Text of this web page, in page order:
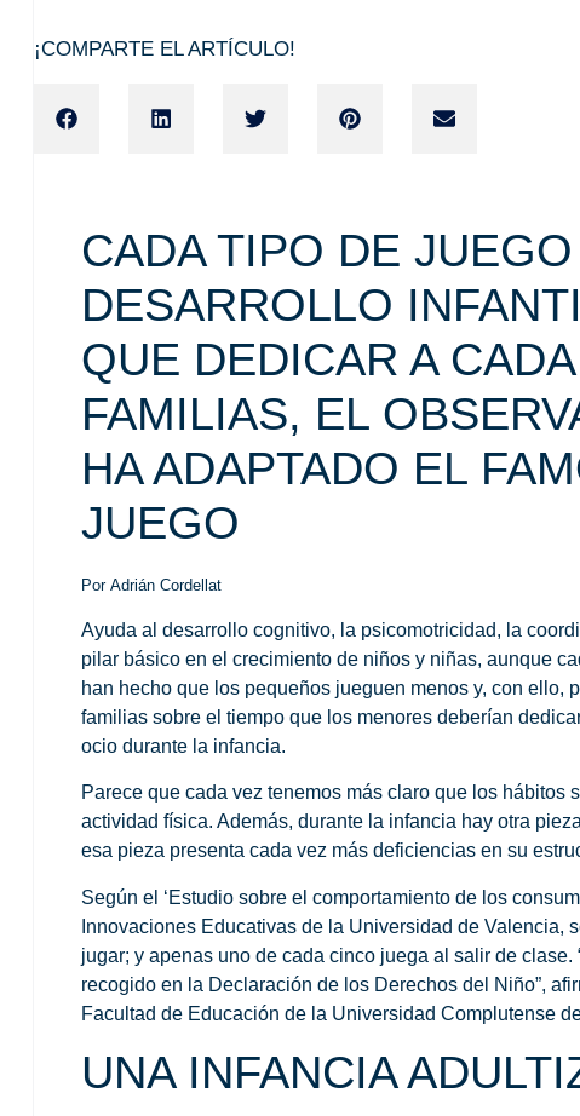
¡COMPARTE EL ARTÍCULO!
CADA TIPO DE
DESARROLLO
QUE DEDICAR A
FAMILIAS, EL
HA ADAPTADO EL
JUEGO
Por Adrián Cordellat
Ayuda al desarrollo cognitivo, la psicomotricidad, la
pilar básico en el crecimiento de niños y niñas, aunque
han hecho que los pequeños jueguen menos y, con
familias sobre el tiempo que los menores deberían
ocio durante la infancia.
Parece que cada vez tenemos más claro que los
actividad física. Además, durante la infancia hay otra
esa pieza presenta cada vez más deficiencias en su
Según el ‘Estudio sobre el comportamiento de los
Innovaciones Educativas de la Universidad de Valencia,
jugar; y apenas uno de cada cinco juega al salir de clase.
recogido en la Declaración de los Derechos del Niño”,
Facultad de Educación de la Universidad Complutense
UNA INFANCIA